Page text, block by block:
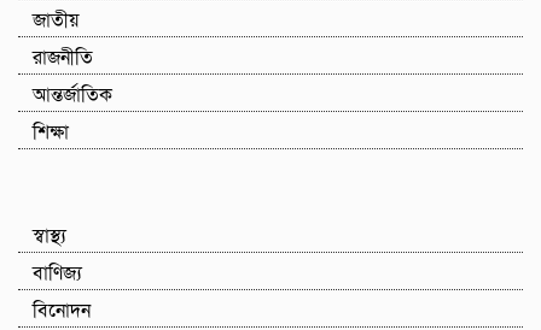
জাতীয়
রাজনীতি
আন্তর্জাতিক
শিক্ষা
স্বাস্থ্য
বাণিজ্য
বিনোদন